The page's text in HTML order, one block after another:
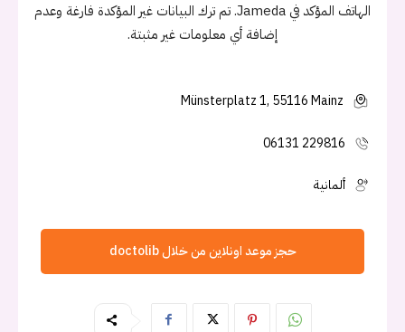
الهاتف المؤكد في Jameda. تم ترك البيانات غير المؤكدة فارغة وعدم
إضافة أي معلومات غير مثبتة.
Münsterplatz 1, 55116 Mainz
06131 229816
ألمانية
حجز موعد اونلاين من خلال doctolib